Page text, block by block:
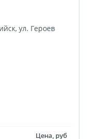
, ул. Героев
Цена, руб